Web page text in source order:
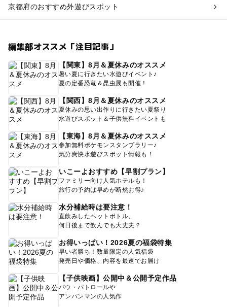
京都府のおすすめ外遊びスポット
編集部オススメ「注目記事」
【関東】8月＆夏休みのオススメ
暑い夏に行きたい水遊びイベント♪
夏の定番恐竜＆昆虫展も開催！
【関西】8月＆夏休みのオススメ
夏休みの思い出作りに行きたい夏祭り
水遊びスポット＆子供無料イベントも
【東海】8月＆夏休みのオススメ
参加無料ポケモンスタンプラリー♪
気分爽快水遊びスポット情報も！
いこーよおすすめ【早割プラン】
ファミリー向け人気ホテルも！
旅行の予約は早めが断然お得♪
水分補給時は要注意！
直飲みしたペットボトル、
何日後まで飲んでも大丈夫？
お得いっぱい！2026夏の福袋特集
早い者勝ち！数量限定の人気福袋
発売日や価格、内容を最速でお届け
【子供映画】公開中＆公開予定作品
パウ・パトロールや
アンパンマンの人気作